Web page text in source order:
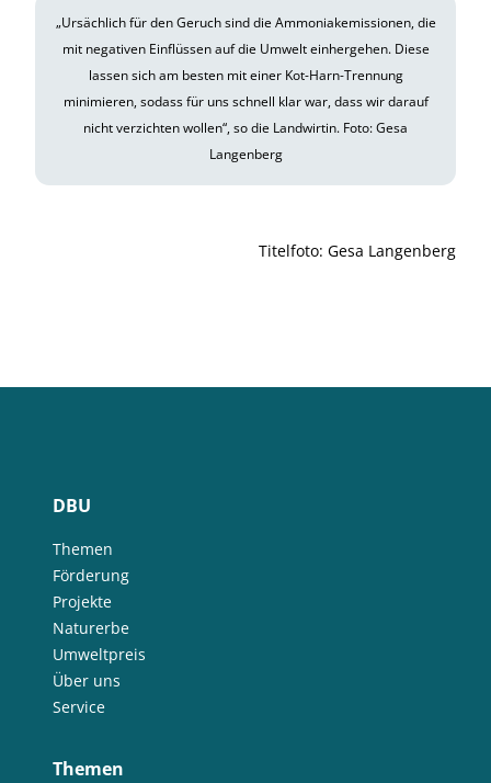
„Ursächlich für den Geruch sind die Ammoniakemissionen, die
mit negativen Einflüssen auf die Umwelt einhergehen. Diese
lassen sich am besten mit einer Kot-Harn-Trennung
minimieren, sodass für uns schnell klar war, dass wir darauf
nicht verzichten wollen“, so die Landwirtin. Foto: Gesa
Langenberg
Titelfoto: Gesa Langenberg
DBU
Themen
Förderung
Projekte
Naturerbe
Umweltpreis
Über uns
Service
Themen